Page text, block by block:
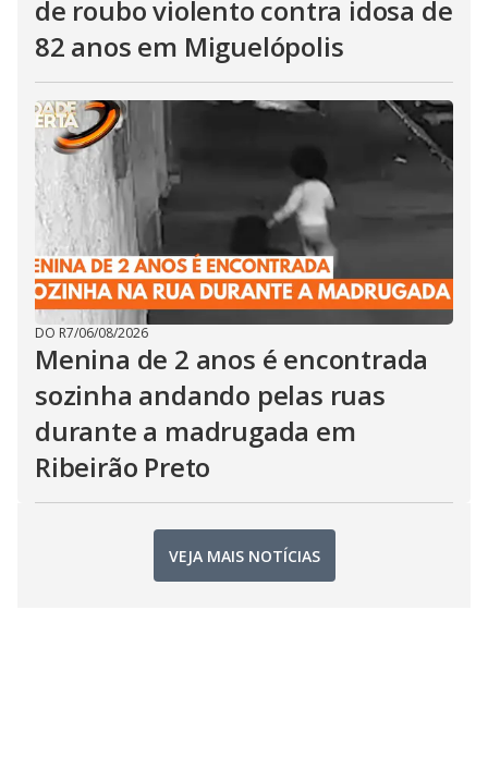
de roubo violento contra idosa de
82 anos em Miguelópolis
DO R7/06/08/2026
Menina de 2 anos é encontrada
sozinha andando pelas ruas
durante a madrugada em
Ribeirão Preto
VEJA MAIS NOTÍCIAS